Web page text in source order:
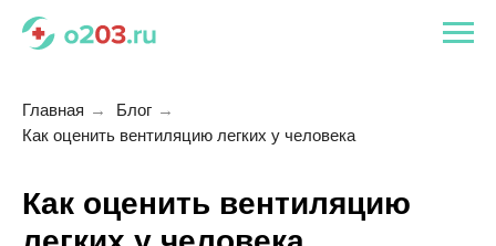
Главная → Блог →
Как оценить вентиляцию легких у человека
Как оценить вентиляцию